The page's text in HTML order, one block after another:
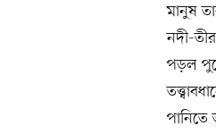
মানুষ
নদী-
পড়ল